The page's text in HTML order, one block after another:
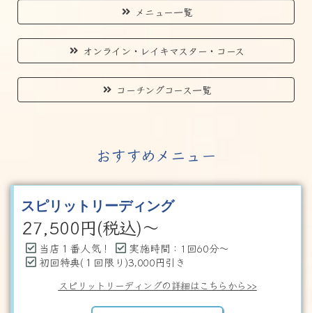
メニュー一覧
オンライン・レイキマスター・コース
コーチングコース一覧
おすすめメニュー
スピリットリーディング
27,500円(税込)～
当店１番人気！
実施時間：1回60分～
初回特典(１回限り)3,000円引き
スピリットリーディングの詳細はこちらから>>